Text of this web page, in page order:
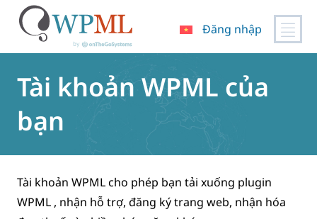
đến
dung
Đăng nhập
Tài khoản WPML của
bạn
Tài khoản WPML cho phép bạn tải xuống plugin
WPML , nhận hỗ trợ, đăng ký trang web, nhận hóa